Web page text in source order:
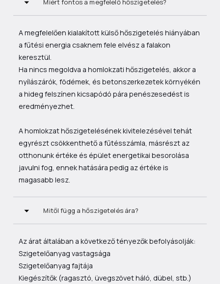
Miért fontos a megfelelő hőszigetelés?
A megfelelően kialakított külső hőszigetelés hiányában
a fűtési energia csaknem fele elvész a falakon
keresztül.
Ha nincs megoldva a homlokzati hőszigetelés, akkor a
nyílászárók, födémek, és betonszerkezetek környékén
a hideg felszínen kicsapódó pára penészesedést is
eredményezhet.
A homlokzat hőszigetelésének kivitelezésével tehát
egyrészt csökkenthető a fűtésszámla, másrészt az
otthonunk értéke és épület energetikai besorolása
javulni fog, ennek hatására pedig az értéke is
magasabb lesz.
Mitől függ a hőszigetelés ára?
Az árat általában a következő tényezők befolyásolják:
Szigetelőanyag vastagsága
Szigetelőanyag fajtája
Kiegészítők (ragasztó, üvegszövet háló, dübel, stb.)